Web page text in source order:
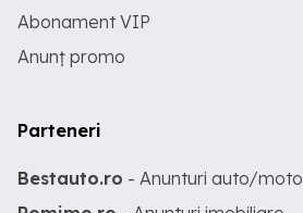
Abonament VIP
Anunț promo
Parteneri
Bestauto.ro - Anunturi auto/moto